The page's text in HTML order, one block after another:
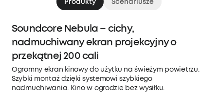
Soundcore Nebula – cichy,
nadmuchiwany ekran projekcyjny o
przekątnej 200 cali
Ogromny ekran kinowy do użytku na świeżym powietrzu.
Szybki montaż dzięki systemowi szybkiego
nadmuchiwania. Kino w ogrodzie bez wysiłku.